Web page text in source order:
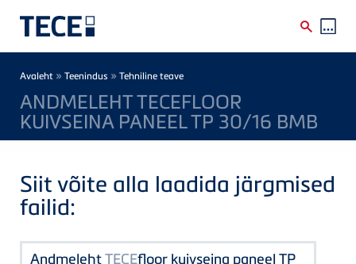
Breadcrumb
Avaleht » Teenindus » Tehniline teave
ANDMELEHT TECEFLOOR
KUIVSEINA PANEEL TP 30/16 BMB
Siit võite alla laadida järgmised
failid:
AndmelehtTECEfloor kuivseina paneel TP